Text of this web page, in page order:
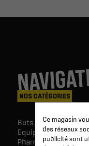
NOS CATÉGORIES
Buts & Abris football
Equipements du
Pharmacie & Soins
Ce magasin
des réseaux
publicité sont